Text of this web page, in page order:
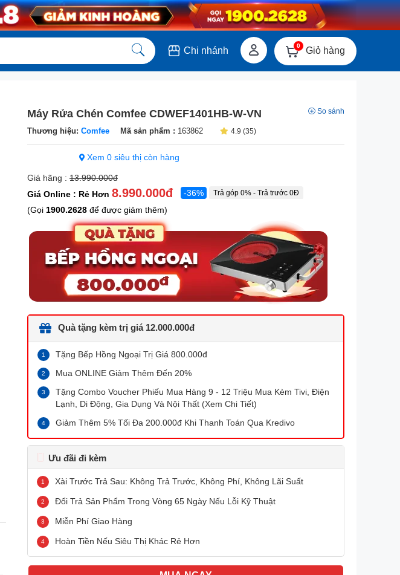
Chi nhánh 0 Giỏ hàng
Máy Rửa Chén Comfee CDWEF1401HB-W-VN
Thương hiệu: Comfee Mã sản phẩm : 163862
So sánh
4.9 (35)
Xem 0 siêu thị còn hàng
Giá hãng : 13.990.000đ
Giá Online : Rẻ Hơn 8.990.000đ -36% Trả góp 0% - Trả trước 0Đ
(Gọi 1900.2628 để được giảm thêm)
Quà tặng kèm trị giá 12.000.000đ
Tặng Bếp Hồng Ngoại Trị Giá 800.000đ
Mua ONLINE Giảm Thêm Đến 20%
Tặng Combo Voucher Phiếu Mua Hàng 9 - 12 Triệu Mua Kèm Tivi, Điện
Lạnh, Di Động, Gia Dụng Và Nội Thất (Xem Chi Tiết)
Giảm Thêm 5% Tối Đa 200.000đ Khi Thanh Toán Qua Kredivo
Ưu đãi đi kèm
Xài Trước Trả Sau: Không Trả Trước, Không Phí, Không Lãi Suất
Đổi Trả Sản Phẩm Trong Vòng 65 Ngày Nếu Lỗi Kỹ Thuật
Miễn Phí Giao Hàng
Hoàn Tiền Nếu Siêu Thị Khác Rẻ Hơn